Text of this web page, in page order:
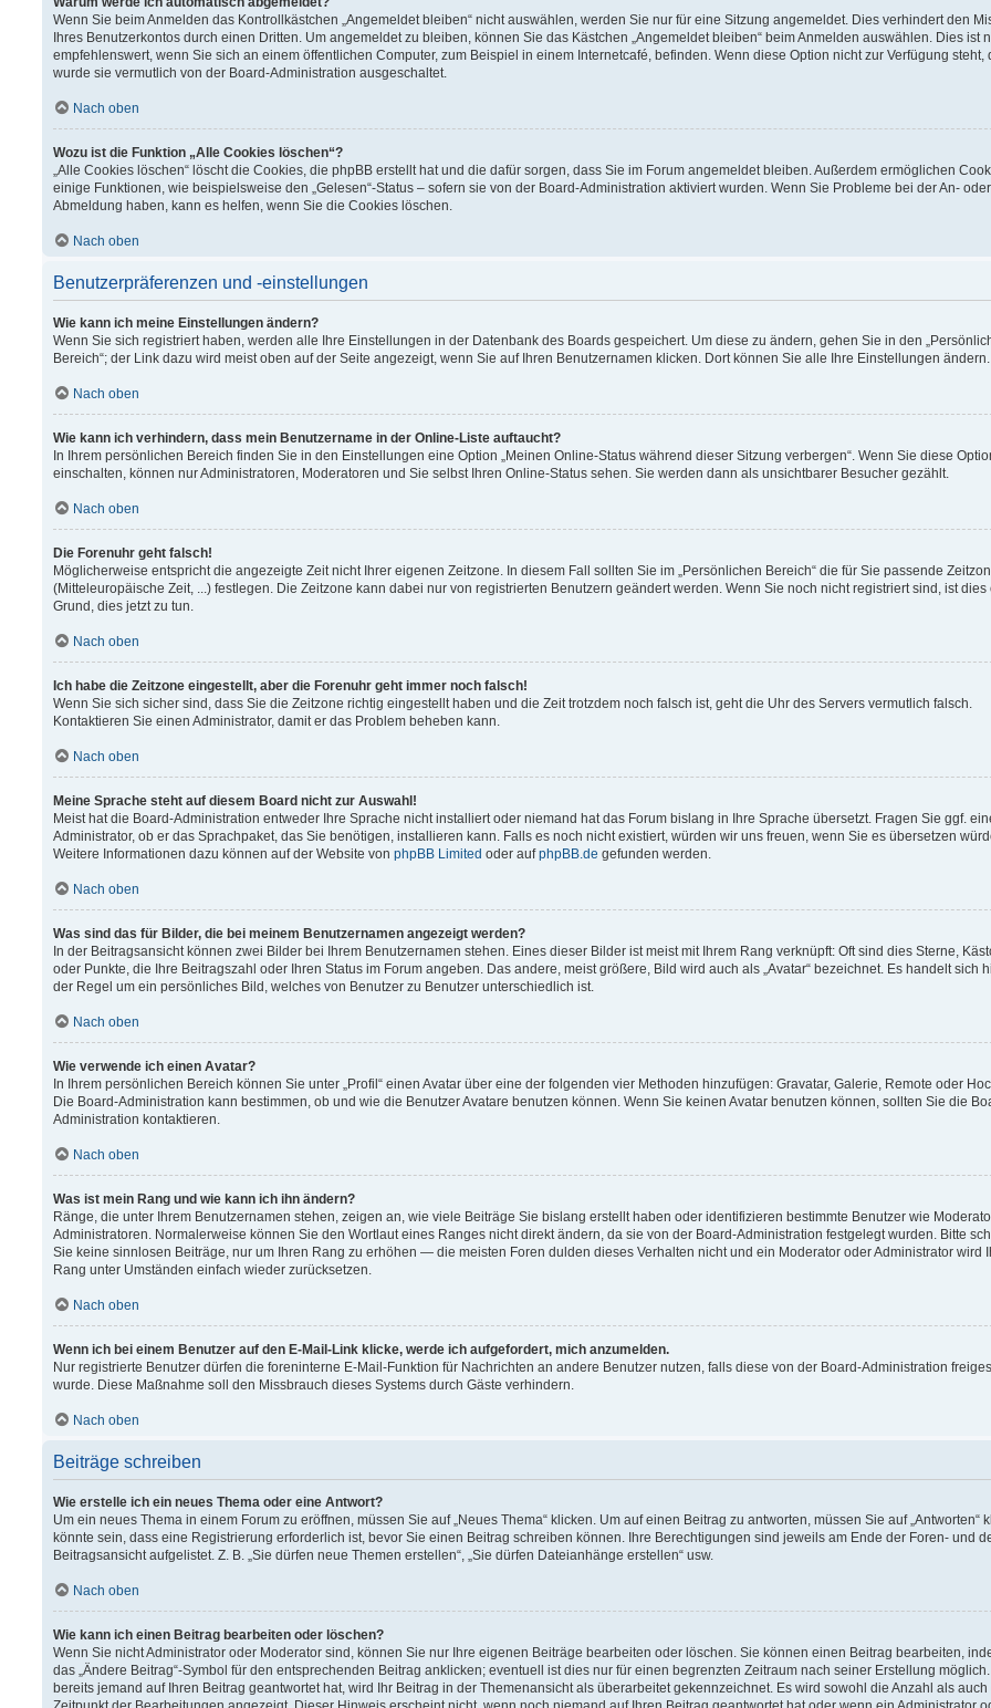
Wenn Sie beim Anmelden das Kontrollkästchen „Angemeldet bleiben“ nicht auswählen, werden Sie nur für eine Sitzung angemeldet. Dies verhindert den
Ihres Benutzerkontos durch einen Dritten. Um angemeldet zu bleiben, können Sie das Kästchen „Angemeldet bleiben“ beim Anmelden auswählen. Dies ist
empfehlenswert, wenn Sie sich an einem öffentlichen Computer, zum Beispiel in einem Internetcafé, befinden. Wenn diese Option nicht zur Verfügung steht,
wurde sie vermutlich von der Board-Administration ausgeschaltet.
Nach oben
Wozu ist die Funktion „Alle Cookies löschen“?
„Alle Cookies löschen“ löscht die Cookies, die phpBB erstellt hat und die dafür sorgen, dass Sie im Forum angemeldet bleiben. Außerdem ermöglichen
einige Funktionen, wie beispielsweise den „Gelesen“-Status – sofern sie von der Board-Administration aktiviert wurden. Wenn Sie Probleme bei der An- oder
Abmeldung haben, kann es helfen, wenn Sie die Cookies löschen.
Nach oben
Benutzerpräferenzen und -einstellungen
Wie kann ich meine Einstellungen ändern?
Wenn Sie sich registriert haben, werden alle Ihre Einstellungen in der Datenbank des Boards gespeichert. Um diese zu ändern, gehen Sie in den
Bereich“; der Link dazu wird meist oben auf der Seite angezeigt, wenn Sie auf Ihren Benutzernamen klicken. Dort können Sie alle Ihre Einstellungen ändern.
Nach oben
Wie kann ich verhindern, dass mein Benutzername in der Online-Liste auftaucht?
In Ihrem persönlichen Bereich finden Sie in den Einstellungen eine Option „Meinen Online-Status während dieser Sitzung verbergen“. Wenn Sie diese
einschalten, können nur Administratoren, Moderatoren und Sie selbst Ihren Online-Status sehen. Sie werden dann als unsichtbarer Besucher gezählt.
Nach oben
Die Forenuhr geht falsch!
Möglicherweise entspricht die angezeigte Zeit nicht Ihrer eigenen Zeitzone. In diesem Fall sollten Sie im „Persönlichen Bereich“ die für Sie passende
(Mitteleuropäische Zeit, ...) festlegen. Die Zeitzone kann dabei nur von registrierten Benutzern geändert werden. Wenn Sie noch nicht registriert sind, ist dies
Grund, dies jetzt zu tun.
Nach oben
Ich habe die Zeitzone eingestellt, aber die Forenuhr geht immer noch falsch!
Wenn Sie sich sicher sind, dass Sie die Zeitzone richtig eingestellt haben und die Zeit trotzdem noch falsch ist, geht die Uhr des Servers vermutlich falsch.
Kontaktieren Sie einen Administrator, damit er das Problem beheben kann.
Nach oben
Meine Sprache steht auf diesem Board nicht zur Auswahl!
Meist hat die Board-Administration entweder Ihre Sprache nicht installiert oder niemand hat das Forum bislang in Ihre Sprache übersetzt. Fragen Sie ggf.
Administrator, ob er das Sprachpaket, das Sie benötigen, installieren kann. Falls es noch nicht existiert, würden wir uns freuen, wenn Sie es übersetzen
Weitere Informationen dazu können auf der Website von phpBB Limited oder aufphpBB.de gefunden werden.
Nach oben
Was sind das für Bilder, die bei meinem Benutzernamen angezeigt werden?
In der Beitragsansicht können zwei Bilder bei Ihrem Benutzernamen stehen. Eines dieser Bilder ist meist mit Ihrem Rang verknüpft: Oft sind dies Sterne,
oder Punkte, die Ihre Beitragszahl oder Ihren Status im Forum angeben. Das andere, meist größere, Bild wird auch als „Avatar“ bezeichnet. Es handelt sich
der Regel um ein persönliches Bild, welches von Benutzer zu Benutzer unterschiedlich ist.
Nach oben
Wie verwende ich einen Avatar?
In Ihrem persönlichen Bereich können Sie unter „Profil“ einen Avatar über eine der folgenden vier Methoden hinzufügen: Gravatar, Galerie, Remote oder
Die Board-Administration kann bestimmen, ob und wie die Benutzer Avatare benutzen können. Wenn Sie keinen Avatar benutzen können, sollten Sie die
Administration kontaktieren.
Nach oben
Was ist mein Rang und wie kann ich ihn ändern?
Ränge, die unter Ihrem Benutzernamen stehen, zeigen an, wie viele Beiträge Sie bislang erstellt haben oder identifizieren bestimmte Benutzer wie
Administratoren. Normalerweise können Sie den Wortlaut eines Ranges nicht direkt ändern, da sie von der Board-Administration festgelegt wurden. Bitte
Sie keine sinnlosen Beiträge, nur um Ihren Rang zu erhöhen — die meisten Foren dulden dieses Verhalten nicht und ein Moderator oder Administrator wird
Rang unter Umständen einfach wieder zurücksetzen.
Nach oben
Wenn ich bei einem Benutzer auf den E-Mail-Link klicke, werde ich aufgefordert, mich anzumelden.
Nur registrierte Benutzer dürfen die foreninterne E-Mail-Funktion für Nachrichten an andere Benutzer nutzen, falls diese von der Board-Administration
wurde. Diese Maßnahme soll den Missbrauch dieses Systems durch Gäste verhindern.
Nach oben
Beiträge schreiben
Wie erstelle ich ein neues Thema oder eine Antwort?
Um ein neues Thema in einem Forum zu eröffnen, müssen Sie auf „Neues Thema“ klicken. Um auf einen Beitrag zu antworten, müssen Sie auf „Antworten“
könnte sein, dass eine Registrierung erforderlich ist, bevor Sie einen Beitrag schreiben können. Ihre Berechtigungen sind jeweils am Ende der Foren- und
Beitragsansicht aufgelistet. Z. B. „Sie dürfen neue Themen erstellen“, „Sie dürfen Dateianhänge erstellen“ usw.
Nach oben
Wie kann ich einen Beitrag bearbeiten oder löschen?
Wenn Sie nicht Administrator oder Moderator sind, können Sie nur Ihre eigenen Beiträge bearbeiten oder löschen. Sie können einen Beitrag bearbeiten,
das „Ändere Beitrag“-Symbol für den entsprechenden Beitrag anklicken; eventuell ist dies nur für einen begrenzten Zeitraum nach seiner Erstellung
bereits jemand auf Ihren Beitrag geantwortet hat, wird Ihr Beitrag in der Themenansicht als überarbeitet gekennzeichnet. Es wird sowohl die Anzahl als auch